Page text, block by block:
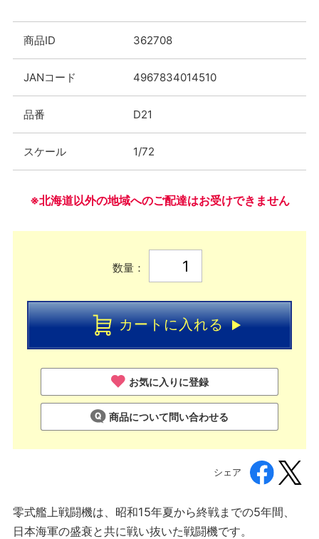
商品ID 362708
JANコード 4967834014510
品番 D21
スケール 1/72
※北海道以外の地域へのご配達はお受けできません
数量：
カートに入れる
お気に入りに登録
商品について問い合わせる
シェア
零式艦上戦闘機は、昭和15年夏から終戦までの5年間、
日本海軍の盛衰と共に戦い抜いた戦闘機です。